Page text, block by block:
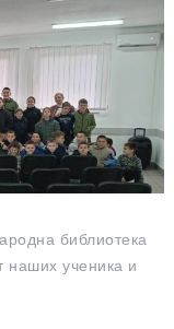
библиотека
наших ученика и